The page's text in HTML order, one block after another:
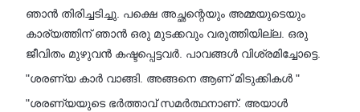
ഞാൻ തിരിച്ചടിച്ചു. പക്ഷെ അച്ഛന്റെയും അമ്മയുടെയും
കാര്യത്തിന് ഞാൻ ഒരു മുടക്കവും വരുത്തിയില്ല. ഒരു
ജീവിതം മുഴുവൻ കഷ്ടപ്പെട്ടവർ. പാവങ്ങൾ വിശ്രമിച്ചോട്ടെ.
"ശരണ്യ കാർ വാങ്ങി. അങ്ങനെ ആണ് മിടുക്കികൾ "
"ശരണ്യയുടെ ഭർത്താവ് സമർത്ഥനാണ്. അയാൾ